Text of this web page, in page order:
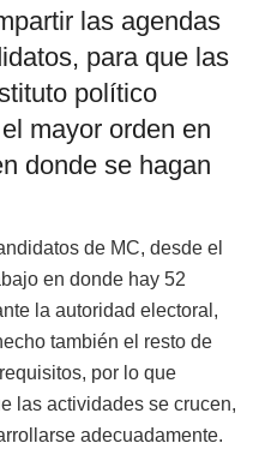
las agendas
para que las
político
mayor orden en
donde se hagan
de MC, desde el
en donde hay 52
la autoridad electoral,
también el resto de
por lo que
las actividades se crucen,
adecuadamente.